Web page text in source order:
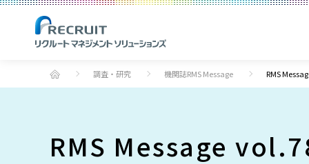
調査・研究 機関誌RMS Message RMS
RMS Message